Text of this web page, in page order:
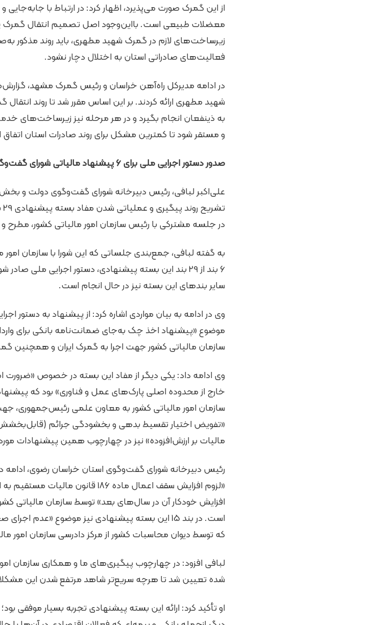
از این گمرک صورت می‌پذیرد، اظهار کرد: در ارتباط با
معضلات طبیعی است. بااین‌وجود اصل تصمیم انتقال گمرک
زیرساخت‌های لازم در گمرک شهید مطهری، باید روند مذکور
فعالیت‌های صادراتی استان به اختلال دچار نشود.
در ادامه مدیرکل راه‌آهن خراسان و رئیس گمرک مشهد،
شهید مطهری ارائه کردند. بر این اساس مقرر شد تا روند انتقال
به ذینفعان انجام بگیرد و در هر مرحله نیز زیرساخت‌های
و مستقر شود تا کمترین مشکل برای روند صادرات استان اتفاق
صدور دستور اجرایی ملی برای 6 پیشنهاد مالیاتی شورای گفت‌وگوی خراسان رضوی
علی‌اکبر لبافی، رئیس دبیرخانه شورای گفت‌وگوی دولت و
در جلسه مشترکی با رئیس سازمان امور مالیاتی کشور، مطرح و
به گفته لبافی، جمع‌بندی جلساتی که این شورا با سازمان
6 بند از 29 بند این بسته پیشنهادی، دستور اجرایی ملی
سایر بندهای این بسته نیز در حال انجام است.
موضوع «پیشنهاد اخذ چک به‌جای ضمانت‌نامه بانکی برای
سازمان مالیاتی کشور جهت اجرا به گمرک ایران و همچنین
وی ادامه داد: یکی دیگر از مفاد این بسته در خصوص
خارج از محدوده اصلی پارک‌های عمل و فناوری» بود که
سازمان امور مالیاتی کشور به معاون علمی رئیس‌جمهوری،
«تفویض اختیار تقسیط بدهی و بخشودگی جرائم
مالیات بر ارزش‌افزوده» نیز در چهارچوب همین پیشنهادات
«لزوم افزایش سقف اعمال ماده 186
افزایش خودکار آن در سال‌های بعد» توسط سازمان مالیاتی
است. در بند 15 این بسته پیشنهادی نیز موضوع «عدم
که توسط دیوان محاسبات کشور از مرکز دادرسی سازمان امور
لبافی افزود: در چهارچوب پیگیری‌های ما و همکاری سازمان
شده تعیین شد تا هرچه سریع‌تر شاهد مرتفع شدن این
او تأکید کرد: ارائه این بسته پیشنهادی تجربه بسیار موفقی